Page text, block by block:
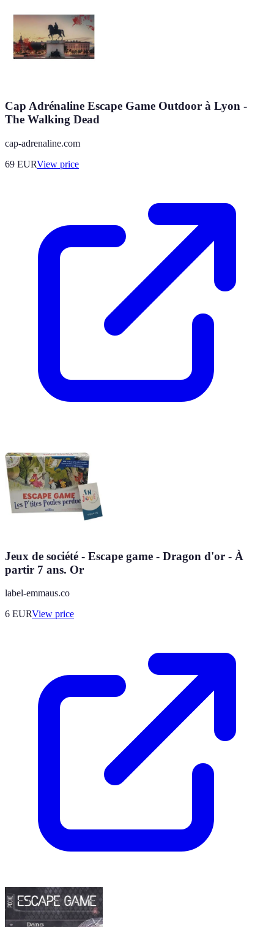
Cap Adrénaline Escape Game Outdoor à Lyon -
The Walking Dead
cap-adrenaline.com
69 EURView price
Jeux de société - Escape game - Dragon d'or - À
partir 7 ans. Or
label-emmaus.co
6 EURView price